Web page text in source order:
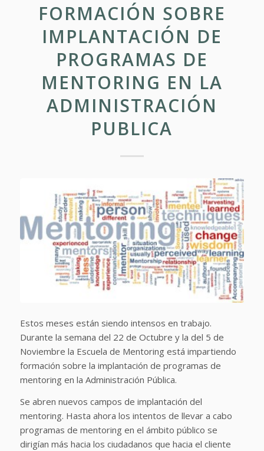
FORMACIÓN SOBRE
IMPLANTACIÓN DE
PROGRAMAS DE
MENTORING EN LA
ADMINISTRACIÓN
PUBLICA
Estos meses están siendo intensos en trabajo.
Durante la semana del 22 de Octubre y la del 5 de
Noviembre la Escuela de Mentoring está impartiendo
formación sobre la implantación de programas de
mentoring en la Administración Pública.
Se abren nuevos campos de implantación del
mentoring. Hasta ahora los intentos de llevar a cabo
programas de mentoring en el ámbito público se
dirigían más hacia los ciudadanos que hacia el cliente